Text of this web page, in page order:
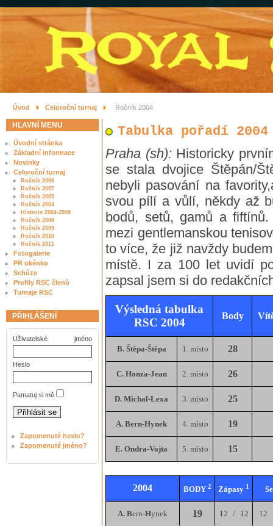
Úvod Celoroční turnaj Ročník 2004
HLAVNÍ MENU
Úvodní stránka
Základní informace
Novinky
Celoroční turnaj
Ročník 2006
Ročník 2007
Ročník 2005
Ročník 2004
Historie 2004-2008
Ročník 2008
Ročník 2009
Ročník 2010
Ročník 2011
Fotogalerie
PR okénko
Schůze
Profily RSC členů
Turnaje RSC
PŘIHLÁŠENÍ
Uživatelské jméno
Heslo
Pamatuj si mě
Zapomenuté heslo?
Zapomenuté jméno?
Tabulka pořadí 2004
Praha (sh): Historicky
se stala dvojice Štěpán/
nebyli pasování na
svou pílí a vůlí, někdy až
bodů, setů, gamů a
mezi gentlemanskou
to více, že již navždy
místě. I za 100 let uvidí
zapsal jsem si do
Výsledná tabulka
RSC 2004
Body
B. Štěpa-Štěpa 1. místo 28
C. Honza-Jean 2. místo 26
D. Michal-Lexa 3. místo 25
A. Bern-Hynek 4. místo 19
E. Ondra-Vojta 5. místo 15
2004 BODY 2 Zápasy 1
A. Bern-Hynek 19 12 / 12 12